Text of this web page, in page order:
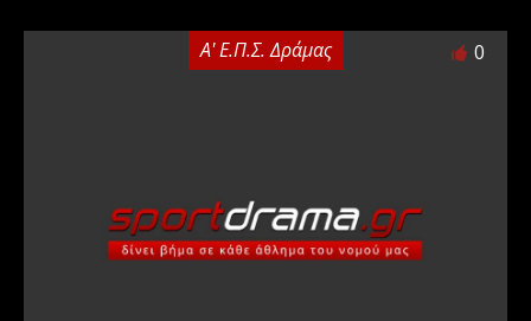
Α' Ε.Π.Σ. Δράμας 0